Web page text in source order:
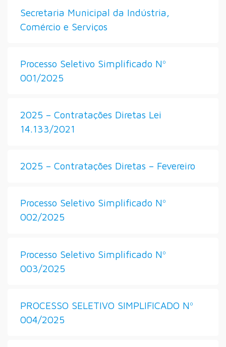
Secretaria Municipal da Indústria,
Comércio e Serviços
Processo Seletivo Simplificado Nº
001/2025
2025 – Contratações Diretas Lei
14.133/2021
2025 – Contratações Diretas – Fevereiro
Processo Seletivo Simplificado Nº
002/2025
Processo Seletivo Simplificado Nº
003/2025
PROCESSO SELETIVO SIMPLIFICADO Nº
004/2025